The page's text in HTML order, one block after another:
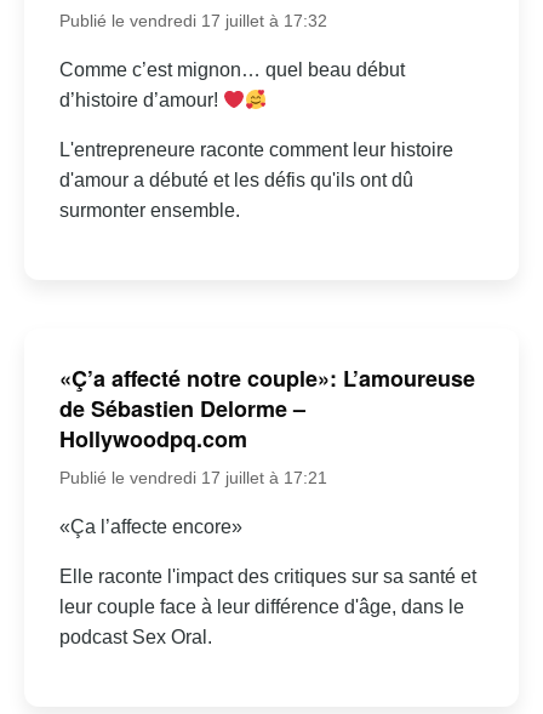
Publié le vendredi 17 juillet à 17:32
Comme c’est mignon… quel beau début
d’histoire d’amour!
L'entrepreneure raconte comment leur histoire
d'amour a débuté et les défis qu'ils ont dû
surmonter ensemble.
«Ç’a affecté notre couple»: L’amoureuse
de Sébastien Delorme –
Hollywoodpq.com
Publié le vendredi 17 juillet à 17:21
«Ça l’affecte encore»
Elle raconte l'impact des critiques sur sa santé et
leur couple face à leur différence d'âge, dans le
podcast Sex Oral.